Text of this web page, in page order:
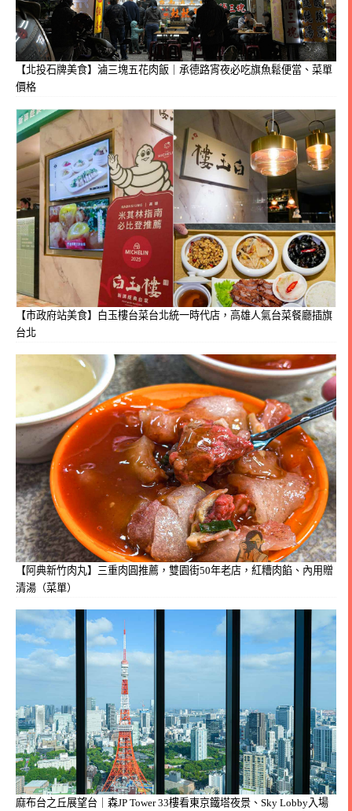
【北投石牌美食】滷三塊五花肉飯｜承德路宵夜必吃旗魚鬆便當、菜單
價格
【市政府站美食】白玉樓台菜台北統一時代店，高雄人氣台菜餐廳插旗
台北
【阿典新竹肉丸】三重肉圓推薦，雙園街50年老店，紅糟肉餡、內用贈
清湯（菜單）
麻布台之丘展望台｜森JP Tower 33樓看東京鐵塔夜景、Sky Lobby入場